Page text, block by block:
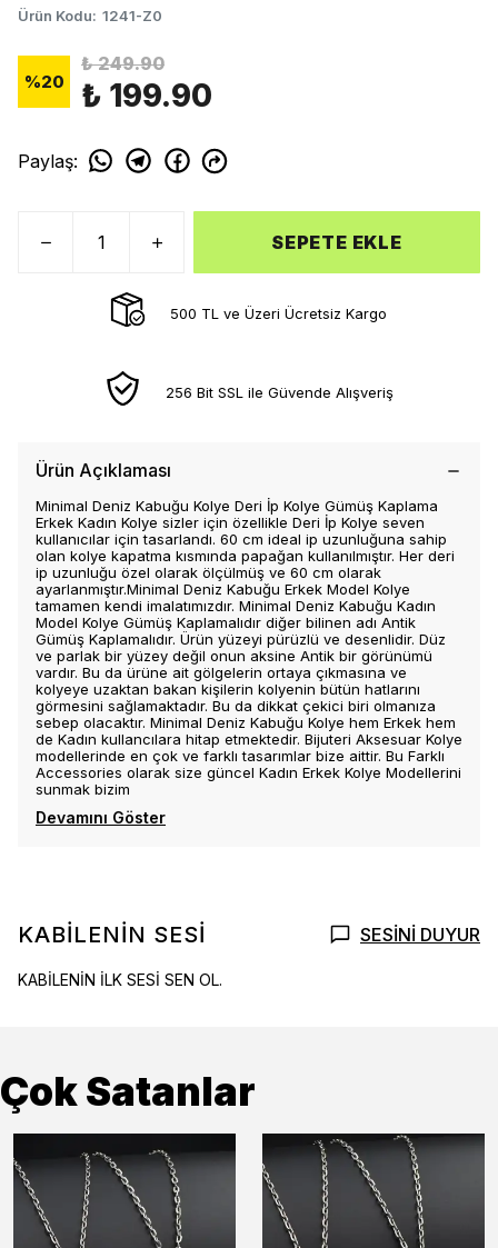
Ürün Kodu: 1241-Z0
%20
₺ 249.90
₺ 199.90
Paylaş:
SEPETE EKLE
500 TL ve Üzeri Ücretsiz Kargo
256 Bit SSL ile Güvende Alışveriş
Ürün Açıklaması
Minimal Deniz Kabuğu Kolye Deri İp Kolye Gümüş Kaplama
Erkek Kadın Kolye sizler için özellikle Deri İp Kolye seven
kullanıcılar için tasarlandı. 60 cm ideal ip uzunluğuna sahip
olan kolye kapatma kısmında papağan kullanılmıştır. Her deri
ip uzunluğu özel olarak ölçülmüş ve 60 cm olarak
ayarlanmıştır.Minimal Deniz Kabuğu Erkek Model Kolye
tamamen kendi imalatımızdır. Minimal Deniz Kabuğu Kadın
Model Kolye Gümüş Kaplamalıdır diğer bilinen adı Antik
Gümüş Kaplamalıdır. Ürün yüzeyi pürüzlü ve desenlidir. Düz
ve parlak bir yüzey değil onun aksine Antik bir görünümü
vardır. Bu da ürüne ait gölgelerin ortaya çıkmasına ve
kolyeye uzaktan bakan kişilerin kolyenin bütün hatlarını
görmesini sağlamaktadır. Bu da dikkat çekici biri olmanıza
sebep olacaktır. Minimal Deniz Kabuğu Kolye hem Erkek hem
de Kadın kullancılara hitap etmektedir. Bijuteri Aksesuar Kolye
modellerinde en çok ve farklı tasarımlar bize aittir. Bu Farklı
Accessories olarak size güncel Kadın Erkek Kolye Modellerini
sunmak bizim
Devamını Göster
KABİLENİN SESİ SESİNİ DUYUR
KABİLENİN İLK SESİ SEN OL.
Çok Satanlar